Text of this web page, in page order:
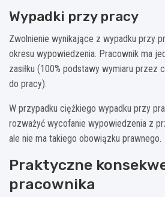
Wypadki przy pracy
Zwolnienie wynikające z wypadku przy
okresu wypowiedzenia. Pracownik ma
zasiłku (100% podstawy wymiaru przez
do pracy).
W przypadku ciężkiego wypadku przy
rozważyć wycofanie wypowiedzenia z
ale nie ma takiego obowiązku prawnego.
Praktyczne
pracownika